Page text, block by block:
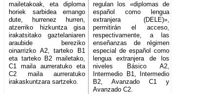
mailetakoak, eta diploma
horiek sarbidea emango
dute, hurrenez hurren,
atzerriko hizkuntza gisa
irakatsitako gaztelaniaren
araubide bereziko
oinarrizko A2, tarteko B1
eta tarteko B2 mailetako,
C1 maila aurreratuko eta
C2 maila aurreratuko
irakaskuntzara sartzeko.
regulan los «diplomas de
español como lengua
extranjera (DELE)»,
permitirán el acceso,
respectivamente, a las
enseñanzas de régimen
especial de español como
lengua extranjera de los
niveles Básico A2,
Intermedio B1, Intermedio
B2, Avanzado C1 y
Avanzado C2.